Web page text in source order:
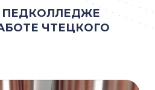
ПЕДКОЛЛЕДЖЕ
ЧТЕЦКОГО